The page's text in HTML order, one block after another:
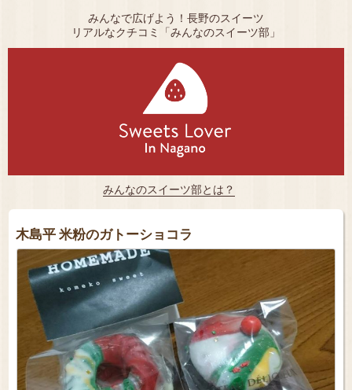
みんなで広げよう！長野のスイーツ
リアルなクチコミ「みんなのスイーツ部」
みんなのスイーツ部とは？
木島平 米粉のガトーショコラ